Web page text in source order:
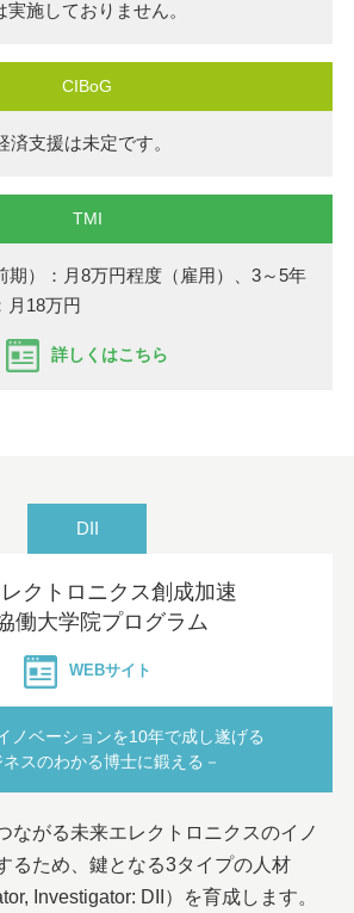
施しておりません。
CIBoG
済支援は未定です。
TMI
期）：月8万円程度（雇用）、3～5年
月18万円
詳しくはこちら
DII
クトロニクス創成加速
働大学院プログラム
WEBサイト
ノベーションを10年で成し遂げる
ネスのわかる博士に鍛える－
ながる未来エレクトロニクスのイノ
るため、鍵となる3タイプの人材
Investigator: DII）を育成します。